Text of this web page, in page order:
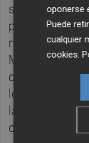
sus técnicas
parte del
riqueza
Maestro
conservan la
los de panel
de los rótulos
oponerse
Puede
cualquier
cookies.